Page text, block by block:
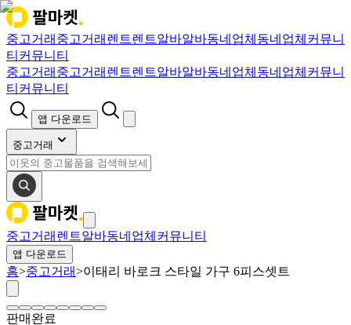
중고거래 중고거래 렌트렌트알바알바동네업체 동네업체 커뮤니
티 커뮤니티
중고거래 중고거래 렌트렌트알바알바동네업체 동네업체 커뮤니
티 커뮤니티
앱 다운로드
중고거래
중고거래 렌트알바동네업체 커뮤니티
앱 다운로드
홈>중고거래>이태리 바로크 스타일 가구 6피스셋트
판매완료